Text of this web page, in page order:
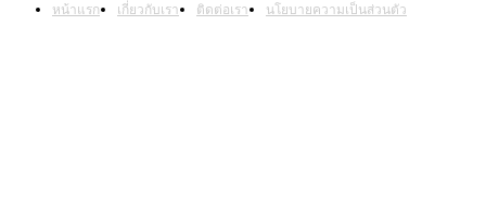
หน้าแรก เกี่ยวกับเรา ติดต่อเรา นโยบายความเป็นส่วนตัว